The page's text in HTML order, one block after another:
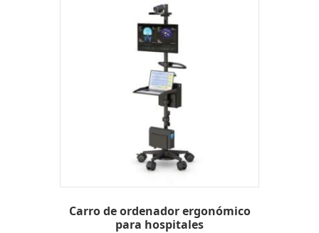
Carro de ordenador ergonómico
para hospitales